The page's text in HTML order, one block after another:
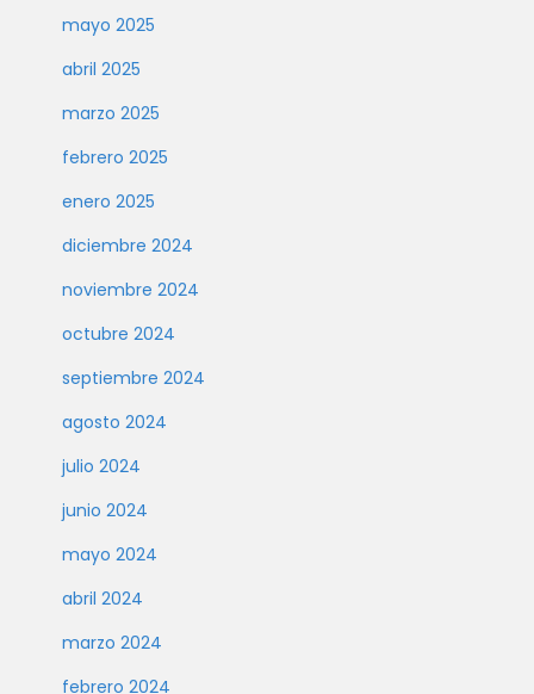
mayo 2025
abril 2025
marzo 2025
febrero 2025
enero 2025
diciembre 2024
noviembre 2024
octubre 2024
septiembre 2024
agosto 2024
julio 2024
junio 2024
mayo 2024
abril 2024
marzo 2024
febrero 2024